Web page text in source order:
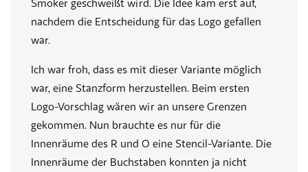
nachdem die Entscheidung für das Logo gefallen
war.
Ich war froh, dass es mit dieser Variante möglich
war, eine Stanzform herzustellen. Beim ersten
Logo-Vorschlag wären wir an unsere Grenzen
gekommen. Nun brauchte es nur für die
Innenräume des R und O eine Stencil-Variante. Die
Innenräume der Buchstaben konnten ja nicht